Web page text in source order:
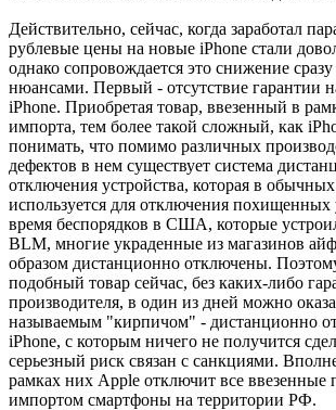
Действительно, сейчас, когда заработал
рублевые цены на новые iPhone стали
однако сопровождается это снижение
нюансами. Первый - отсутствие гарантии
iPhone. Приобретая товар, ввезенный в
импорта, тем более такой сложный, как
понимать, что помимо различных
дефектов в нем существует система
отключения устройства, которая в
используется для отключения похищенных
время беспорядков в США, которые
BLM, многие украденные из магазинов
образом дистанционно отключены.
подобный товар сейчас, без каких-либо
производителя, в один из дней можно
называемым "кирпичом" - дистанционно
iPhone, с которым ничего не получится
серьезный риск связан с санкциями.
рамках них Apple отключит все ввезенные
импортом смартфоны на территории РФ.